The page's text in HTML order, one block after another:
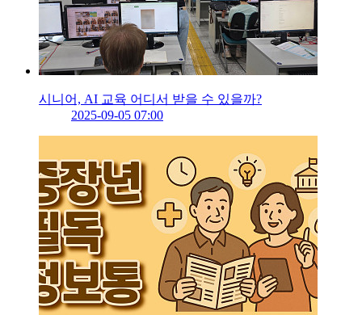
시니어, AI 교육 어디서 받을 수 있을까?
2025-09-05 07:00